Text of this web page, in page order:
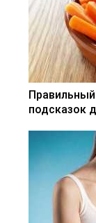
Правильный
подсказок